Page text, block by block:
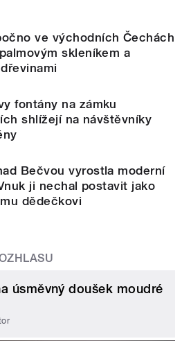
ve východních Čechách
skleníkem a
fontány na zámku
shlížejí na návštěvníky
Bečvou vyrostla moderní
ji nechal postavit jako
dědečkovi
úsměvný doušek moudré